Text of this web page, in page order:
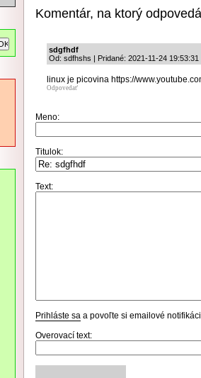
Komentár, na ktorý
sdgfhdf
Od: sdfhshs | Pridané: 2021-11-24 19:53:31
linux je picovina https://
Odpovedať
Meno:
Titulok:
Text:
Prihláste sa a povoľte si emailové
Overovací text: